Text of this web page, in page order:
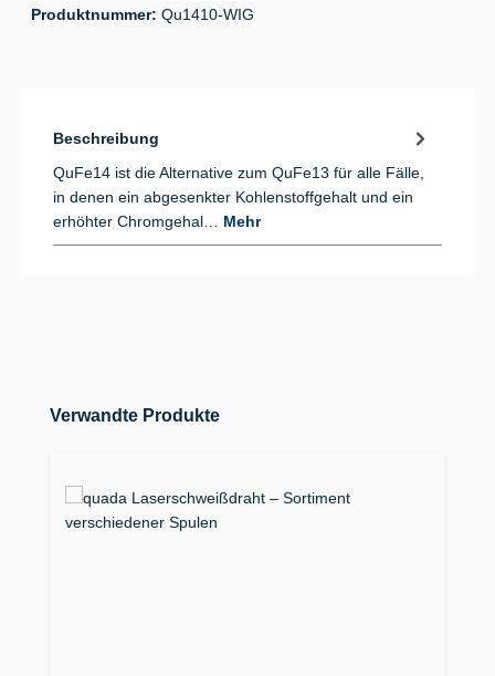
Produktnummer: Qu1410-WIG
Beschreibung
QuFe14 ist die Alternative zum QuFe13 für alle Fälle,
in denen ein abgesenkter Kohlenstoffgehalt und ein
erhöhter Chromgehal… Mehr
Produktgalerie überspringen
Verwandte Produkte